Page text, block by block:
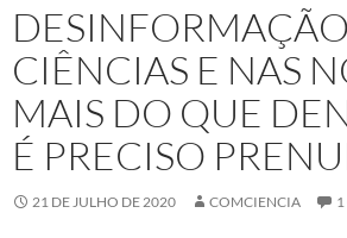
CIÊNCIAS E NAS
MAIS DO QUE
É PRECISO
21 DE JULHO DE 2020 COMCIENCIA